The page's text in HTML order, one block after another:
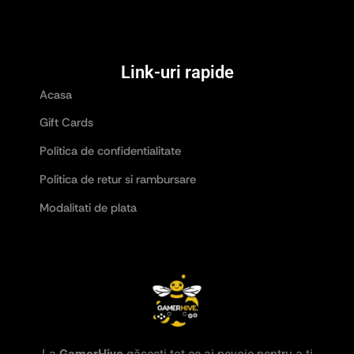
Link-uri rapide
Acasa
Gift Cards
Politica de confidentialitate
Politica de retur si rambursare
Modalitati de plata